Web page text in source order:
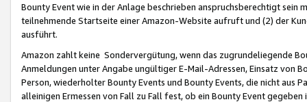
Bounty Event wie in der Anlage beschrieben anspruchsberechtigt sein
teilnehmende Startseite einer Amazon-Website aufruft und (2) der
ausführt.
Amazon zahlt keine Sondervergütung, wenn das zugrundeliegende
Anmeldungen unter Angabe ungültiger E-Mail-Adressen, Einsatz von
Person, wiederholter Bounty Events und Bounty Events, die nicht
alleinigen Ermessen von Fall zu Fall fest, ob ein Bounty Event